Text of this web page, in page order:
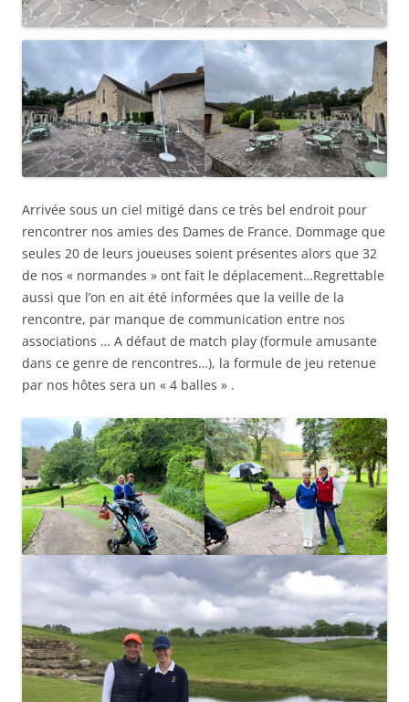
Arrivée sous un ciel mitigé dans ce très bel endroit pour
rencontrer nos amies des Dames de France. Dommage que
seules 20 de leurs joueuses soient présentes alors que 32
de nos « normandes » ont fait le déplacement…Regrettable
aussi que l’on en ait été informées que la veille de la
rencontre, par manque de communication entre nos
associations … A défaut de match play (formule amusante
dans ce genre de rencontres…), la formule de jeu retenue
par nos hôtes sera un « 4 balles » .